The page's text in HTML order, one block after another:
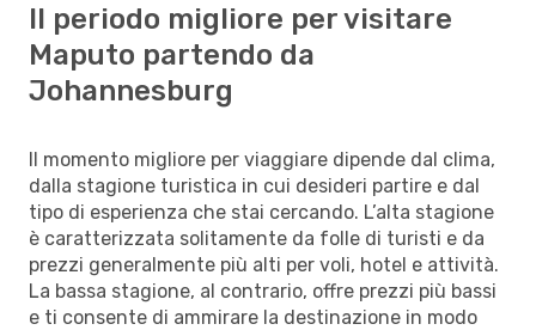
Il periodo migliore per visitare
Maputo partendo da
Johannesburg
Il momento migliore per viaggiare dipende dal clima,
dalla stagione turistica in cui desideri partire e dal
tipo di esperienza che stai cercando. L’alta stagione
è caratterizzata solitamente da folle di turisti e da
prezzi generalmente più alti per voli, hotel e attività.
La bassa stagione, al contrario, offre prezzi più bassi
e ti consente di ammirare la destinazione in modo